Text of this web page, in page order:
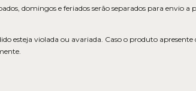
domingos e feriados serão separados para envio a
esteja violada ou avariada. Caso o produto